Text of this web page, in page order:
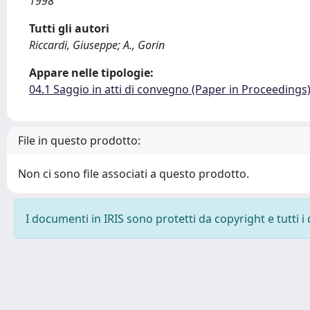
Tutti gli autori
Riccardi, Giuseppe; A., Gorin
Appare nelle tipologie:
04.1 Saggio in atti di convegno (Paper in Proceedings)
File in questo prodotto:
Non ci sono file associati a questo prodotto.
I documenti in IRIS sono protetti da copyright e tutti